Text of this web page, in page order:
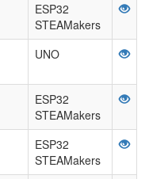
ESP32
STEAMakers
UNO
ESP32
STEAMakers
ESP32
STEAMakers